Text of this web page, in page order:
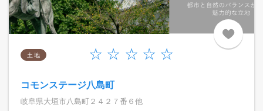
土 地
コモンステージ八島町
岐阜県大垣市八島町２４２７番６他